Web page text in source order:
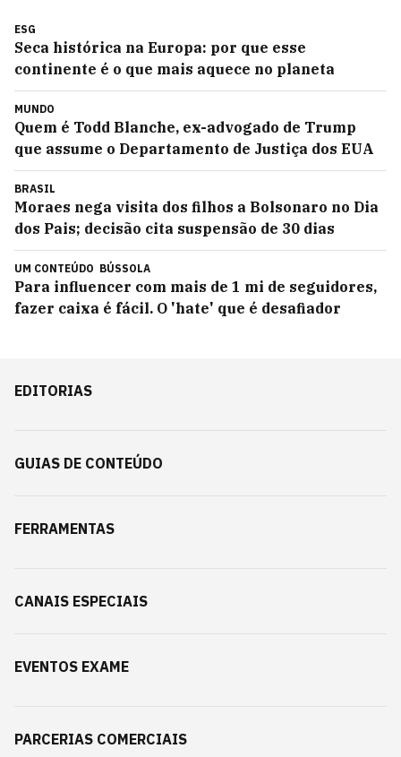
ESG
Seca histórica na Europa: por que esse
continente é o que mais aquece no planeta
MUNDO
Quem é Todd Blanche, ex-advogado de Trump
que assume o Departamento de Justiça dos EUA
BRASIL
Moraes nega visita dos filhos a Bolsonaro no Dia
dos Pais; decisão cita suspensão de 30 dias
UM CONTEÚDO BÚSSOLA
Para influencer com mais de 1 mi de seguidores,
fazer caixa é fácil. O 'hate' que é desafiador
EDITORIAS
GUIAS DE CONTEÚDO
FERRAMENTAS
CANAIS ESPECIAIS
EVENTOS EXAME
PARCERIAS COMERCIAIS